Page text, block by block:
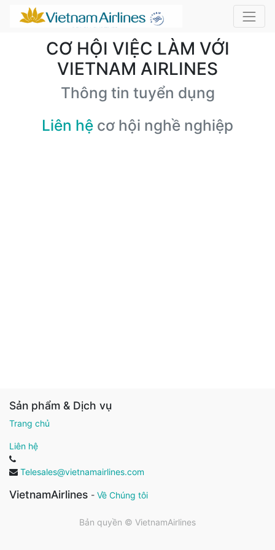
CƠ HỘI VIỆC LÀM VỚI
VIETNAM AIRLINES
Thông tin tuyển dụng
Liên hệ cơ hội nghề nghiệp
Sản phẩm & Dịch vụ
Trang chủ
Liên hệ
Telesales@vietnamairlines.com
VietnamAirlines - Về Chúng tôi
Bản quyền © VietnamAirlines